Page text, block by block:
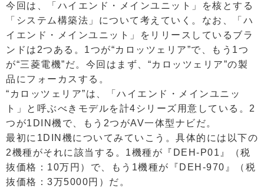
今回は、「ハイエンド・メインユニット」を核とする
「システム構築法」について考えていく。なお、「ハ
イエンド・メインユニット」をリリースしているブラ
ンドは2つある。1つが“カロッツェリア”で、もう1つ
が“三菱電機”だ。今回はまず、“カロッツェリア”の製
品にフォーカスする。
“カロッツェリア”は、「ハイエンド・メインユニッ
ト」と呼ぶべきモデルを計4シリーズ用意している。2
つが1DIN機で、もう2つがAV一体型ナビだ。
最初に1DIN機についてみていこう。具体的には以下の
2機種がそれに該当する。1機種が『DEH-P01』（税
抜価格：10万円）で、もう1機種が『DEH-970』（税
抜価格：3万5000円）だ。